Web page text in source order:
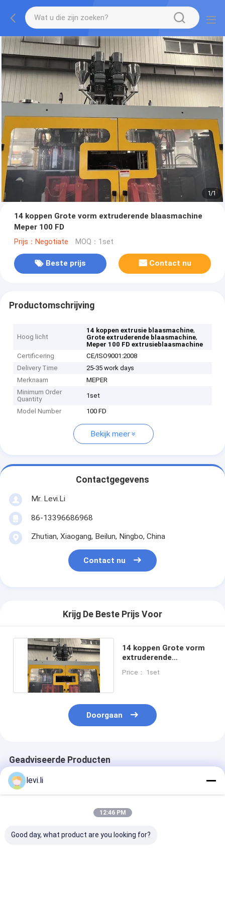
1/1
14 koppen Grote vorm extruderende blaasmachine
Meper 100 FD
Prijs：Negotiate MOQ：1set
Beste prijs Contact nu
Productomschrijving
Hoog licht
14 koppen extrusie blaasmachine,
Grote extruderende blaasmachine,
Meper 100 FD extrusieblaasmachine
Certificering
CE/ISO9001:2008
Delivery Time
25-35 work days
Merknaam
MEPER
Minimum Order
Quantity
1set
Model Number 100 FD
Bekijk meer
Contactgegevens
Mr. Levi.Li
86-13396686968
Zhutian, Xiaogang, Beilun, Ningbo, China
Contact nu
Krijg De Beste Prijs Voor
14 koppen Grote vorm
extruderende
100 FD
Price： 1set
Doorgaan
Geadviseerde Producten
levi.li
12:46 PM
Good day, what product are you looking for?